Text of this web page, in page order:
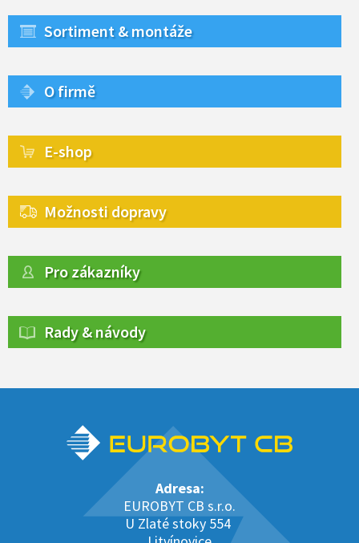
Sortiment & montáže
O firmě
E-shop
Možnosti dopravy
Pro zákazníky
Rady & návody
Adresa:
EUROBYT CB s.r.o.
U Zlaté stoky 554